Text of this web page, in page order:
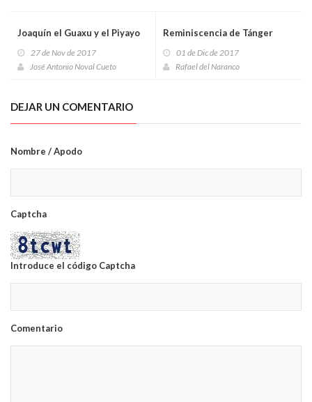
Joaquín el Guaxu y el Piyayo
27 de Nov de 2017
José Antonio Noval Cueto
Reminiscencia de Tánger
01 de Dic de 2017
Rafael del Naranco
DEJAR UN COMENTARIO
Nombre / Apodo
Captcha
Introduce el código Captcha
Comentario